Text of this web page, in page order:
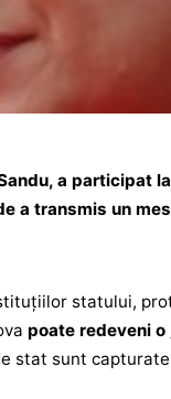
a participat
a transmis un
statului,
poate redeveni o
stat sunt